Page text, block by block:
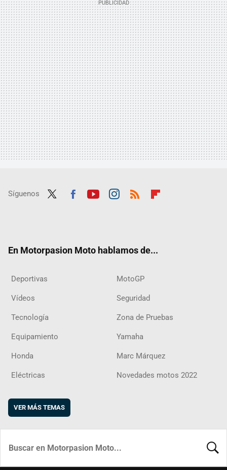
Síguenos
En Motorpasion Moto hablamos de...
Deportivas MotoGP
Vídeos Seguridad
Tecnología Zona de Pruebas
Equipamiento Yamaha
Honda Marc Márquez
Eléctricas Novedades motos 2022
VER MÁS TEMAS